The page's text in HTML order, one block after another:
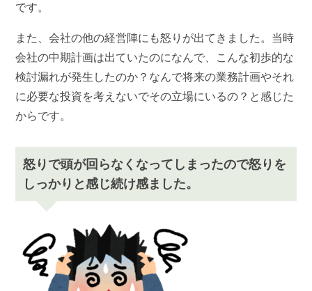
です。
また、会社の他の経営陣にも怒りが出てきました。当時
会社の中期計画は出ていたのになんで、こんな初歩的な
検討漏れが発生したのか？なんで将来の業務計画やそれ
に必要な投資を考えないでその立場にいるの？と感じた
からです。
怒りで頭が回らなくなってしまったので怒りを
しっかりと感じ続け感ました。